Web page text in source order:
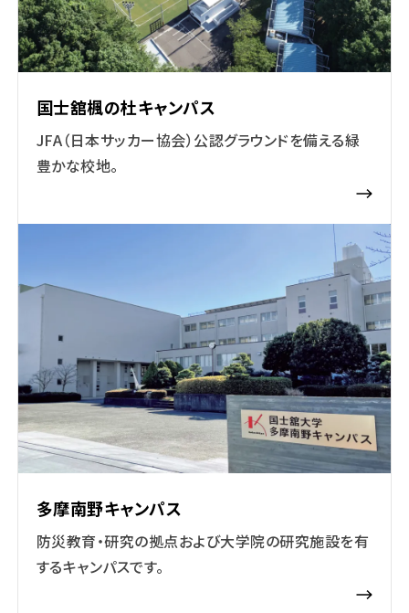
国士舘楓の杜キャンパス
JFA（日本サッカー協会）公認グラウンドを備える緑
豊かな校地。
多摩南野キャンパス
防災教育・研究の拠点および大学院の研究施設を有
するキャンパスです。